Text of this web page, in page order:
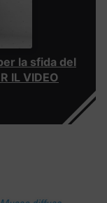
la sfida del
IL VIDEO